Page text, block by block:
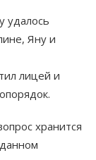
удалось
Яну и
лицей и
хранится